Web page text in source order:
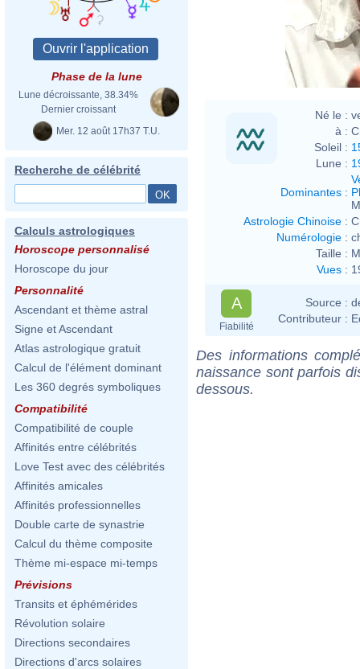
Phase de la lune
Lune décroissante, 38.34%
Dernier croissant
Mer. 12 août 17h37 T.U.
Recherche de célébrité
Calculs astrologiques
Horoscope personnalisé
Horoscope du jour
Personnalité
Ascendant et thème astral
Signe et Ascendant
Atlas astrologique gratuit
Calcul de l'élément dominant
Les 360 degrés symboliques
Compatibilité
Compatibilité de couple
Affinités entre célébrités
Love Test avec des célébrités
Affinités amicales
Affinités professionnelles
Double carte de synastrie
Calcul du thème composite
Thème mi-espace mi-temps
Prévisions
Transits et éphémérides
Révolution solaire
Directions secondaires
Directions d'arcs solaires
Né le :
à :
Soleil :
Lune :
Dominantes :
Astrologie Chinoise :
Numérologie :
Taille :
Vues :
A
Fiabilité
Source :
Contributeur :
Des informations
naissance sont parfois
dessous.